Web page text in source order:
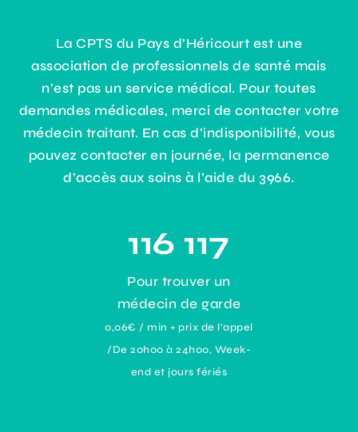
La CPTS du Pays d’Héricourt est une
association de professionnels de santé mais
n’est pas un service médical. Pour toutes
demandes médicales, merci de contacter votre
médecin traitant. En cas d’indisponibilité, vous
pouvez contacter en journée, la permanence
d’accès aux soins à l’aide du 3966.
116 117
Pour trouver un
médecin de garde
0,06€ / min + prix de l’appel
/De 20h00 à 24h00, Week-
end et jours fériés